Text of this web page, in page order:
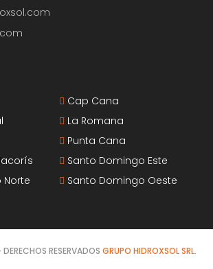
Cap Cana
La Romana
Punta Cana
Santo Domingo Este
Norte
Santo Domingo Oeste
RESERVADOS GRUPO HIDROXSOL SRL.